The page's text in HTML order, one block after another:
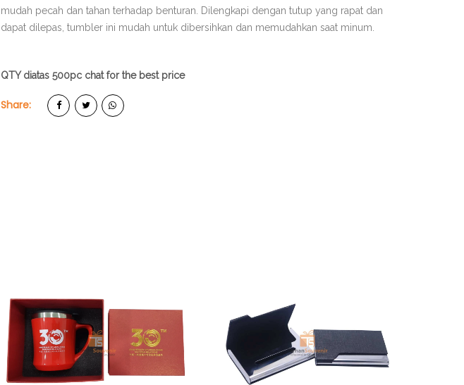
mudah pecah dan tahan terhadap benturan. Dilengkapi dengan tutup yang rapat dan
dapat dilepas, tumbler ini mudah untuk dibersihkan dan memudahkan saat minum.
QTY diatas 500pc chat for the best price
Share: